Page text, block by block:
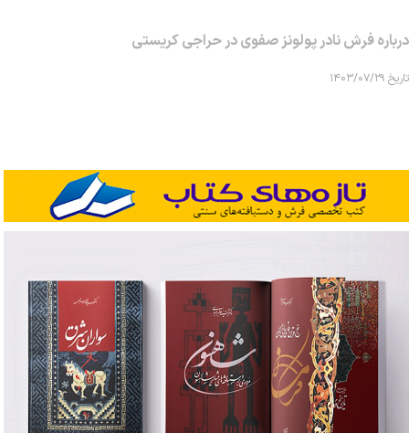
درباره فرش نادر پولونز صفوی در حراجی کریستی
تاریخ ۱۴۰۳/۰۷/۲۹